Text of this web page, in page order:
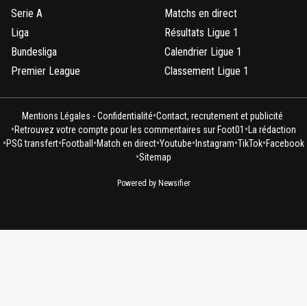
Serie A
Liga
Bundesliga
Premier League
Matchs en direct
Résultats Ligue 1
Calendrier Ligue 1
Classement Ligue 1
Mentions Légales - Confidentialité•Contact, recrutement et publicité
•Retrouvez votre compte pour les commentaires sur Foot01 • La rédaction
•PSG transfert•Football •Match en direct•Youtube• Instagram•TikTok•Facebook
•Sitemap
Powered by Newsifier